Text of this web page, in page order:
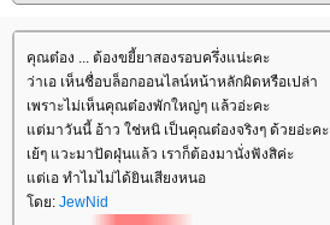
คุณต๋อง ... ต้องขยี้ยาสองรอบครึ่งแน่ะคะ
ว่าเอ เห็นชื่อบล็อกออนไลน์หน้าหลักผิดหรือเปล่า
เพราะไม่เห็นคุณต๋องพักใหญ่ๆ แล้วอ่ะคะ
ต่มาวันนี้ อ้าว ใช่หนิ เป็นคุณต๋องจริงๆ ด้วยอ่ะคะ
เย้ๆ แวะมาปัดฝุ่นแล้ว เราก็ต้องมานั่งฟังสิค่ะ
ต่เอ ทำไมไม่ได้ยินเสียงหนอ
ดย: JewNid